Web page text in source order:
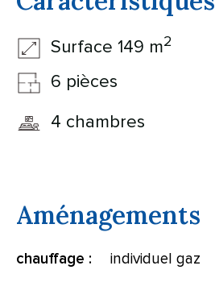
Surface 149 m2
6 pièces
4 chambres
Aménagements
chauffage : individuel gaz